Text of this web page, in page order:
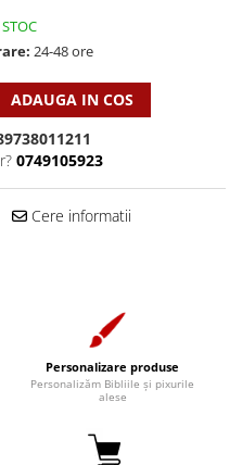
24-48 ore
ADAUGA IN COS
0749105923
Cere informatii
Personalizare produse
Personalizăm Bibliile și pixurile
alese